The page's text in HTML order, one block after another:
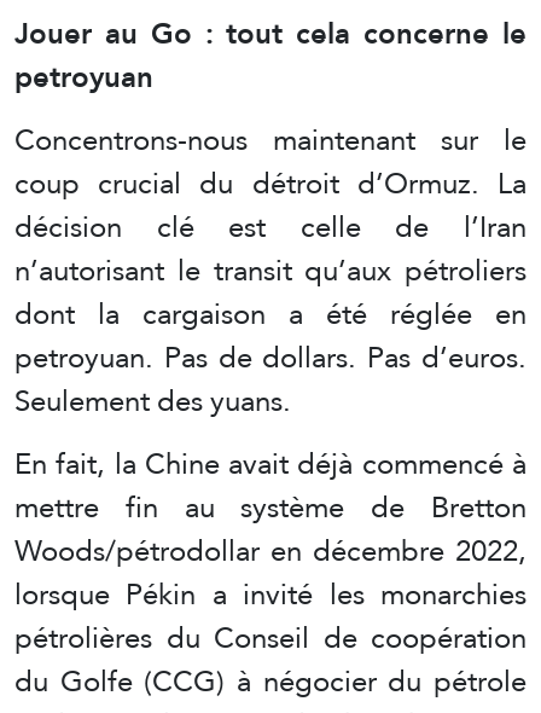
Jouer au Go : tout cela concerne le
petroyuan
Concentrons-nous maintenant sur le
coup crucial du détroit d’Ormuz. La
décision clé est celle de l’Iran
n’autorisant le transit qu’aux pétroliers
dont la cargaison a été réglée en
petroyuan. Pas de dollars. Pas d’euros.
Seulement des yuans.
En fait, la Chine avait déjà commencé à
mettre fin au système de Bretton
Woods/pétrodollar en décembre 2022,
lorsque Pékin a invité les monarchies
pétrolières du Conseil de coopération
du Golfe (CCG) à négocier du pétrole